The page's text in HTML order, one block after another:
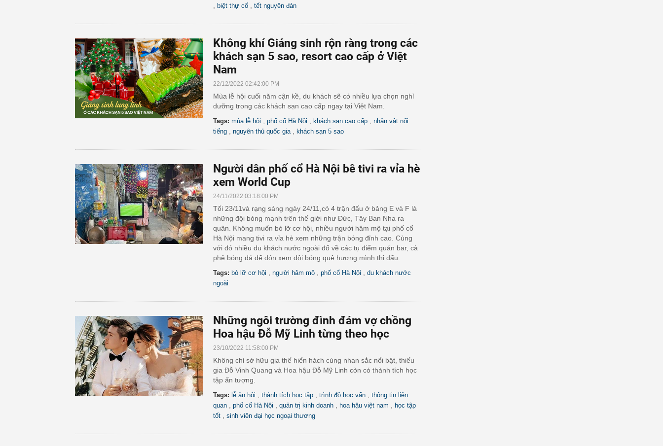
biệt thự cổ tết nguyên đán
Không khí Giáng sinh rộn ràng trong các
khách sạn 5 sao, resort cao cấp ở Việt
Nam
22/12/2022 02:42:00 PM
Mùa lễ hội cuối năm cận kề, du khách sẽ có nhiều lựa chọn nghỉ
dưỡng trong các khách sạn cao cấp ngay tại Việt Nam.
Tags: mùa lễ hội phố cổ Hà Nội khách sạn cao cấp
nhân vật nổi
tiếng
nguyên thủ quốc gia khách sạn 5 sao
Người dân phố cổ Hà Nội bê tivi ra vỉa hè
xem World Cup
24/11/2022 03:18:00 PM
Tối 23/11và rạng sáng ngày 24/11,có 4 trận đấu ở bảng E và F là
những đội bóng mạnh trên thế giới như Đức, Tây Ban Nha ra
quân. Không muốn bỏ lỡ cơ hội, nhiều người hâm mộ tại phố cổ
Hà Nội mang tivi ra vỉa hè xem những trận bóng đỉnh cao. Cùng
với đó nhiều du khách nước ngoài đổ về các tụ điểm quán bar, cà
phê bóng đá để đón xem đội bóng quê hương mình thi đấu.
Tags: bỏ lỡ cơ hội người hâm mộ phố cổ Hà Nội
du khách nước
ngoài
Những ngôi trường đình đám vợ chồng
Hoa hậu Đỗ Mỹ Linh từng theo học
23/10/2022 11:58:00 PM
Không chỉ sở hữu gia thế hiển hách cùng nhan sắc nổi bật, thiếu
gia Đỗ Vinh Quang và Hoa hậu Đỗ Mỹ Linh còn có thành tích học
tập ấn tượng.
Tags: lễ ăn hỏi thành tích học tập trình độ học vấn
thông tin liên
quan
phố cổ Hà Nội quản trị kinh doanh hoa hậu việt nam
học tập
tốt
sinh viên đại học ngoại thương